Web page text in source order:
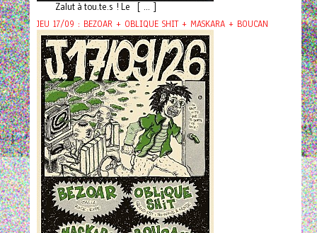
Zalut à tou.te.s ! Le [ ... ]
JEU 17/09 : BEZOAR + OBLIQUE SHIT + MASKARA + BOUCAN